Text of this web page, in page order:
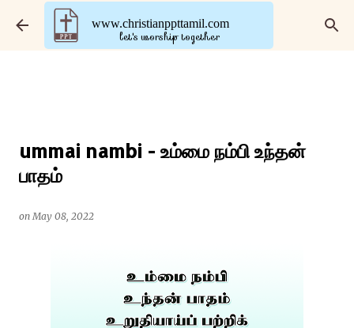
Skip to main content
www.christianppttamil.com
let's worship together
ummai nambi - உம்மை நம்பி உந்தன்
பாதம்
onMay 08, 2022